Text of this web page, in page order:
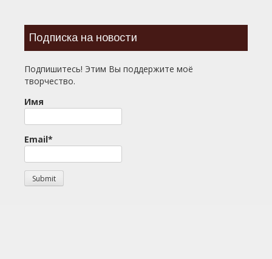
Подписка на новости
Подпишитесь! Этим Вы поддержите моё
творчество.
Имя
Email*